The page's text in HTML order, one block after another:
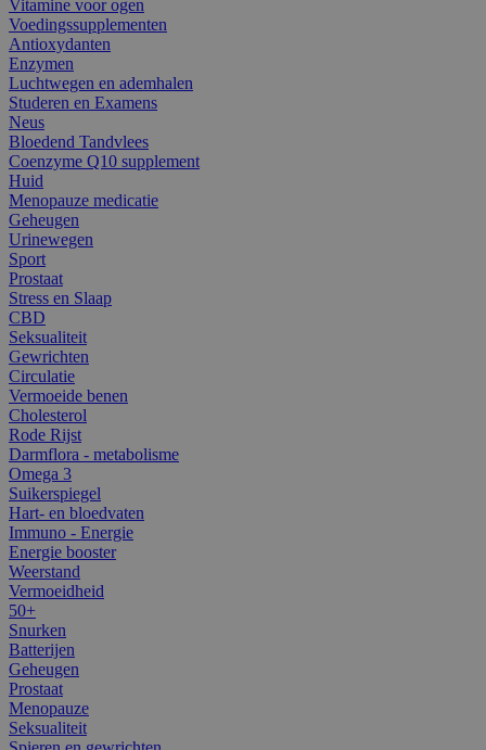
Vitamine voor ogen
Voedingssupplementen
Antioxydanten
Enzymen
Luchtwegen en ademhalen
Studeren en Examens
Neus
Bloedend Tandvlees
Coenzyme Q10 supplement
Huid
Menopauze medicatie
Geheugen
Urinewegen
Sport
Prostaat
Stress en Slaap
CBD
Seksualiteit
Gewrichten
Circulatie
Vermoeide benen
Cholesterol
Rode Rijst
Darmflora - metabolisme
Omega 3
Suikerspiegel
Hart- en bloedvaten
Immuno - Energie
Energie booster
Weerstand
Vermoeidheid
50+
Snurken
Batterijen
Geheugen
Prostaat
Menopauze
Seksualiteit